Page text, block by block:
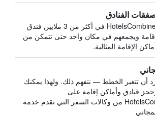
الفنادق
يبحث HotelsCombined في أكثر من 3 ملايين فندق
ويجمعهم في مكان واحد حتى تتمكن من
الإقامة المثالية.
أن تتغير الخطط — نتفهم ذلك. ولهذا يمكنك
فنادق وأماكن إقامة على
HotelsCombined من وكالات السفر التي تقدم خدمة